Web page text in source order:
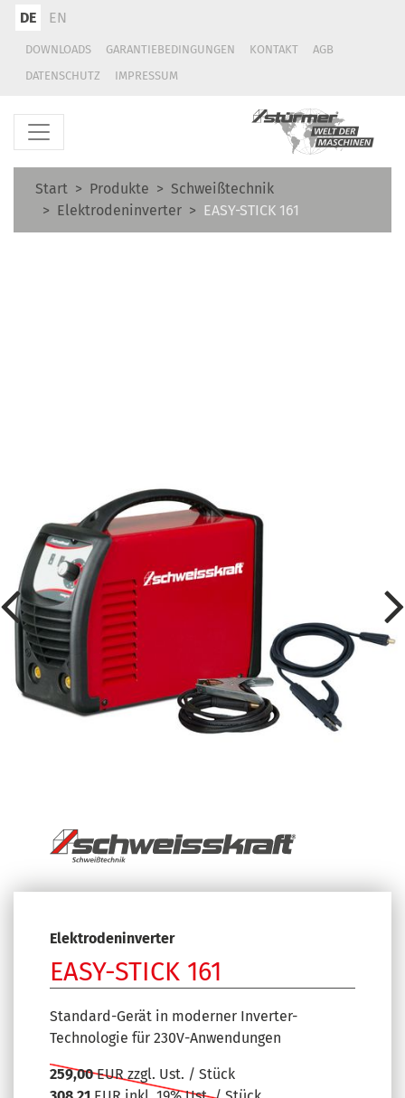
DE EN
DOWNLOADS GARANTIEBEDINGUNGEN KONTAKT
AGB
DATENSCHUTZ
IMPRESSUM
Start Produkte
Schweißtechnik
Elektrodeninverter
EASY-STICK 161
Elektrodeninverter
EASY-STICK 161
Standard-Gerät in moderner Inverter-
Technologie für 230V-Anwendungen
259,00EUR zzgl. Ust. / Stück